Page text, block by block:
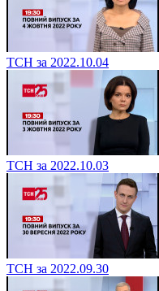
ТСН за 2022.10.04
ТСН за 2022.10.03
ТСН за 2022.09.30